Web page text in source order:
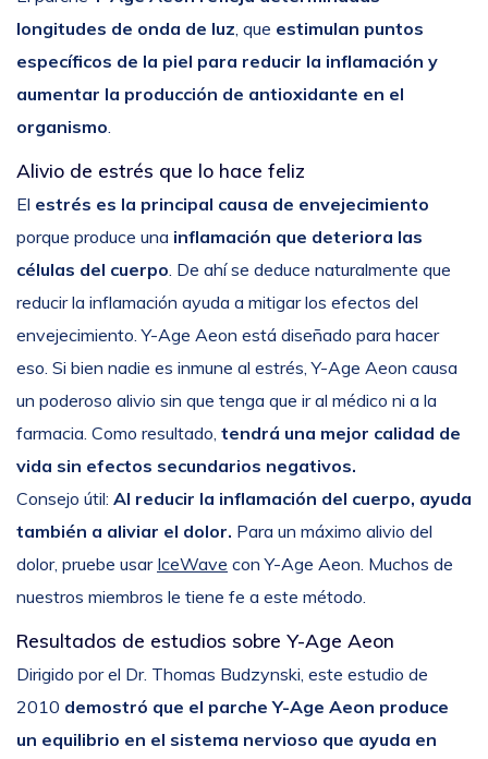
longitudes de onda de luz , que estimulan puntos
específicos de la piel para reducir la inflamación y
aumentar la producción de antioxidante en el
organismo
Alivio de estrés que lo hace feliz
El estrés es la principal causa de envejecimiento
porque produce una inflamación que deteriora las
células del cuerpo . De ahí se deduce naturalmente que
reducir la inflamación ayuda a mitigar los efectos del
envejecimiento. Y-Age Aeon está diseñado para hacer
eso. Si bien nadie es inmune al estrés, Y-Age Aeon causa
un poderoso alivio sin que tenga que ir al médico ni a la
farmacia. Como resultado, tendrá una mejor calidad de
vida sin efectos secundarios negativos.
Consejo útil: Al reducir la inflamación del cuerpo, ayuda
también a aliviar el dolor. Para un máximo alivio del
dolor, pruebe usar IceWave con Y-Age Aeon. Muchos de
nuestros miembros le tiene fe a este método.
Resultados de estudios sobre Y-Age Aeon
Dirigido por el Dr. Thomas Budzynski, este estudio de
2010 demostró que el parche Y-Age Aeon produce
un equilibrio en el sistema nervioso que ayuda en